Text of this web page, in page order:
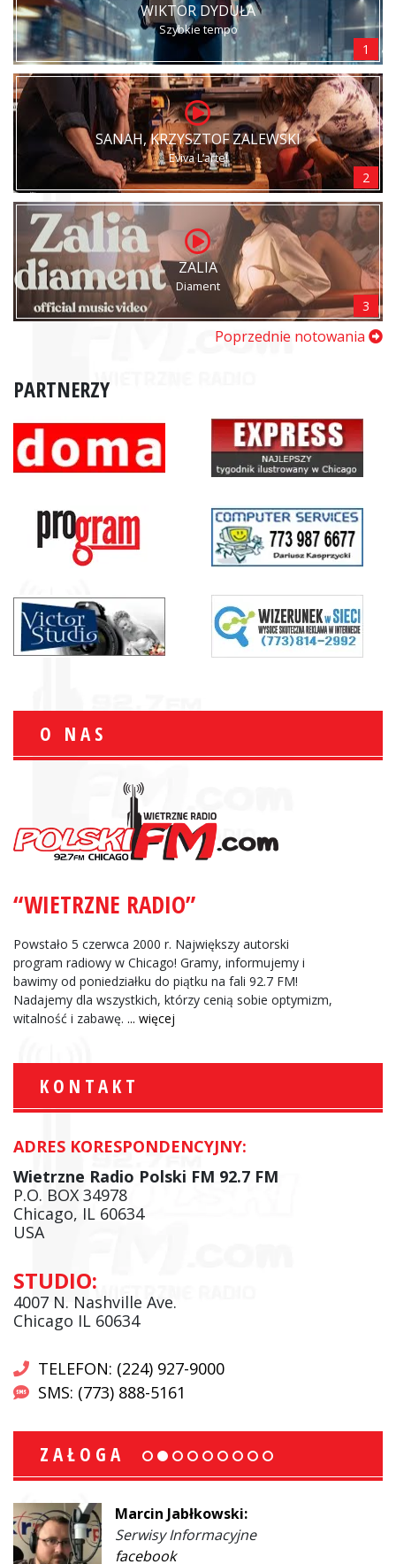
WIKTOR DYDUŁA
Szybkie tempo
1
SANAH, KRZYSZTOF ZALEWSKI
Eviva L’arte!
2
ZALIA
Diament
3
Poprzednie notowania
PARTNERZY
O NAS
“WIETRZNE RADIO”
Powstało 5 czerwca 2000 r. Największy autorski
program radiowy w Chicago! Gramy, informujemy i
bawimy od poniedziałku do piątku na fali 92.7 FM!
Nadajemy dla wszystkich, którzy cenią sobie optymizm,
witalność i zabawę. ... więcej
KONTAKT
ADRES KORESPONDENCYJNY:
Wietrzne Radio Polski FM 92.7 FM
P.O. BOX 34978
Chicago, IL 60634
USA
STUDIO:
4007 N. Nashville Ave.
Chicago IL 60634
TELEFON: (224) 927-9000
SMS: (773) 888-5161
ZAŁOGA
Marcin Jabłkowski:
Serwisy Informacyjne
facebook